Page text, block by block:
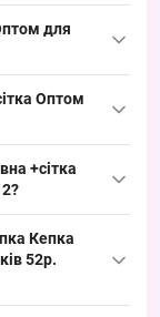
для
ходовий літній
покупців у
Оптом
і
попит.
+сітка
літній сезон.
і добре
Кепка
52р.